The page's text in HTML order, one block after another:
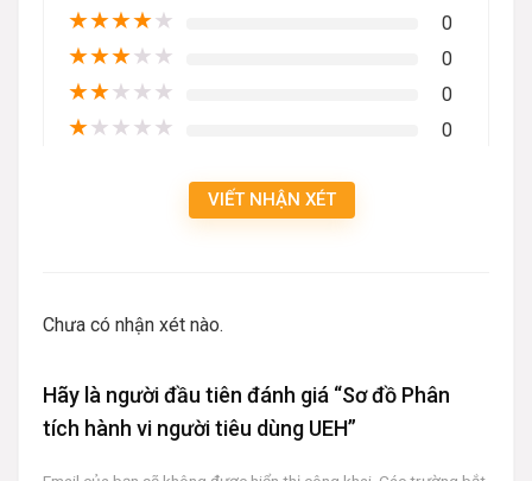
★★★★★ 0
★★★★★ 0
★★★★★ 0
★★★★★ 0
VIẾT NHẬN XÉT
Chưa có nhận xét nào.
Hãy là người đầu tiên đánh giá “Sơ đồ Phân
tích hành vi người tiêu dùng UEH”